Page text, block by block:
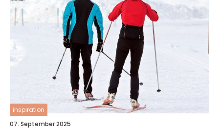
inspiration
07. September 2025